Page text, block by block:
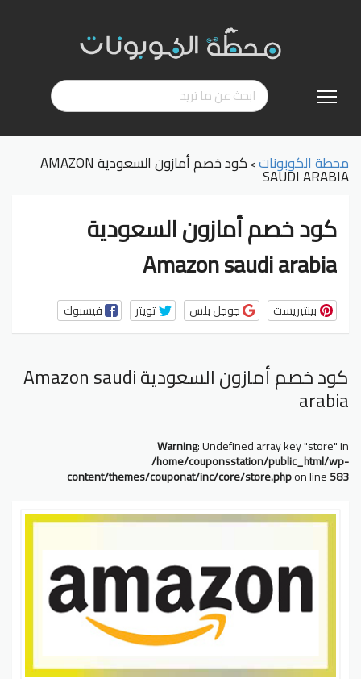
إلى
محطة الكوبونات> كود خصم أمازون السعودية AMAZON
SAUDI ARABIA
كود خصم أمازون السعودية
Amazon saudi arabia
فيسبوك تويتر جوجل بلس بينتيريست
كود خصم أمازون السعودية Amazon saudi
arabia
Warning: Undefined array key "store" in
/home/couponsstation/public_html/wp-
content/themes/couponat/inc/core/store.phpon line583